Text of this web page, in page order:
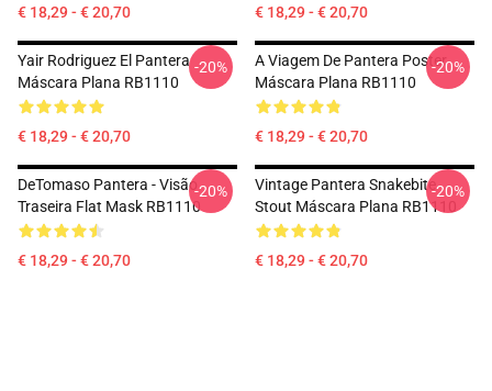
€ 18,29 - € 20,70 € 18,29 - € 20,70
Yair Rodriguez El Pantera
Máscara Plana RB1110
€ 18,29 - € 20,70
-20%
A Viagem De Pantera Poster
Máscara Plana RB1110
€ 18,29 - € 20,70
-20%
DeTomaso Pantera - Visão
Traseira Flat Mask RB1110
€ 18,29 - € 20,70
-20%
Vintage Pantera Snakebite
Stout Máscara Plana RB1110
€ 18,29 - € 20,70
-20%